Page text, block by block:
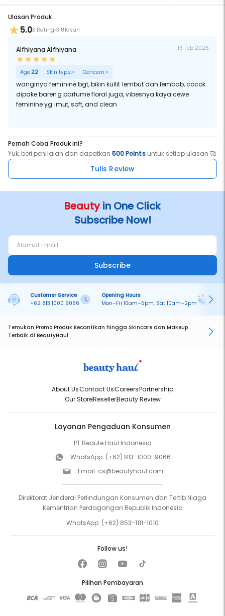
Ulasan Produk
5.03 Rating 3 Ulasan
Alfhiyana Alfhiyana 16 Feb 2026
Age:22 Skin type:- Concern:-
wanginya feminine bgt, bikin kullit lembut dan lembab, cocok
dipake bareng parfume floral juga, vibesnya kaya cewe
feminine yg imut, soft, and clean
Pernah Coba Produk ini?
Yuk, beri penilaian dan dapatkan500 Pointsuntuk setiap ulasan 🥰
Tulis Review
Beautyin One Click
Subscribe Now!
Subscribe
Customer Service
+62 813 1000 9066
Opening Hours
Mon–Fri 10am–5pm, Sat 10am–2pm
Temukan Promo Produk Kecantikan hingga Skincare dan Makeup
Terbaik di BeautyHaul
About UsContact UsCareersPartnership
Our StoreResellerBeauty Review
Layanan Pengaduan Konsumen
PT Beaute Haul Indonesia
WhatsApp: (+62) 813-1000-9066
Email: cs@beautyhaul.com
Direktorat Jenderal Perlindungan Konsumen dan Tertib Niaga
Kementrian Perdagangan Republik Indonesia
WhatsApp: (+62) 853-1111-1010
Pilihan Pembayaran
Follow us!